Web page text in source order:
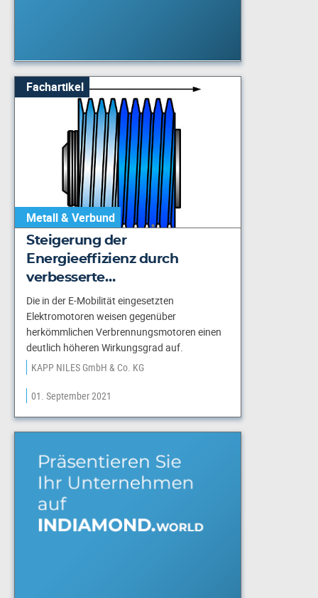
Fachartikel
Metall & Verbund
Steigerung der
Energieeffizienz durch
verbesserte…
Die in der E-Mobilität eingesetzten
Elektromotoren weisen gegenüber
herkömmlichen Verbrennungsmotoren einen
deutlich höheren Wirkungsgrad auf.
KAPP NILES GmbH & Co. KG
01. September 2021